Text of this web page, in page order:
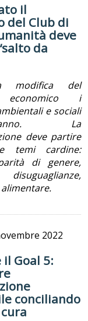
il
del Club di
deve
da
modifica del
economico i
e sociali
La
deve partire
temi cardine:
di genere,
alimentare.
2022
il Goal 5:
conciliando